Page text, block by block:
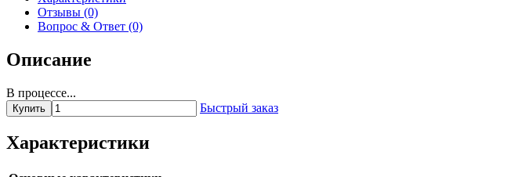
Отзывы (0)
Вопрос & Ответ (0)
Описание
В процессе...
Купить Быстрый заказ
Характеристики